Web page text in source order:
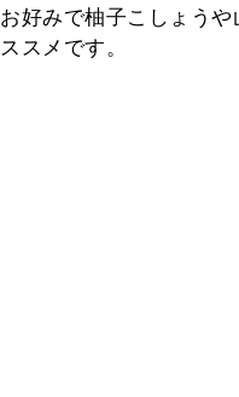
お好みで柚子こしょう
ススメです。